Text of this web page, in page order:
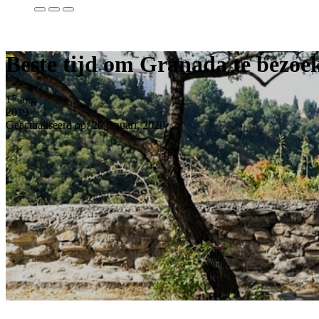
Beste tijd om Granada te
17 aug
2019
Geactualiseerd op: 20 januari, 2020